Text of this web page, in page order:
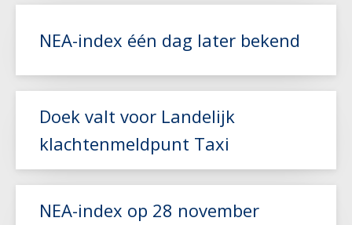
Lees meer
NEA-index één dag later bekend
Doek valt voor Landelijk
klachtenmeldpunt Taxi
NEA-index op 28 november